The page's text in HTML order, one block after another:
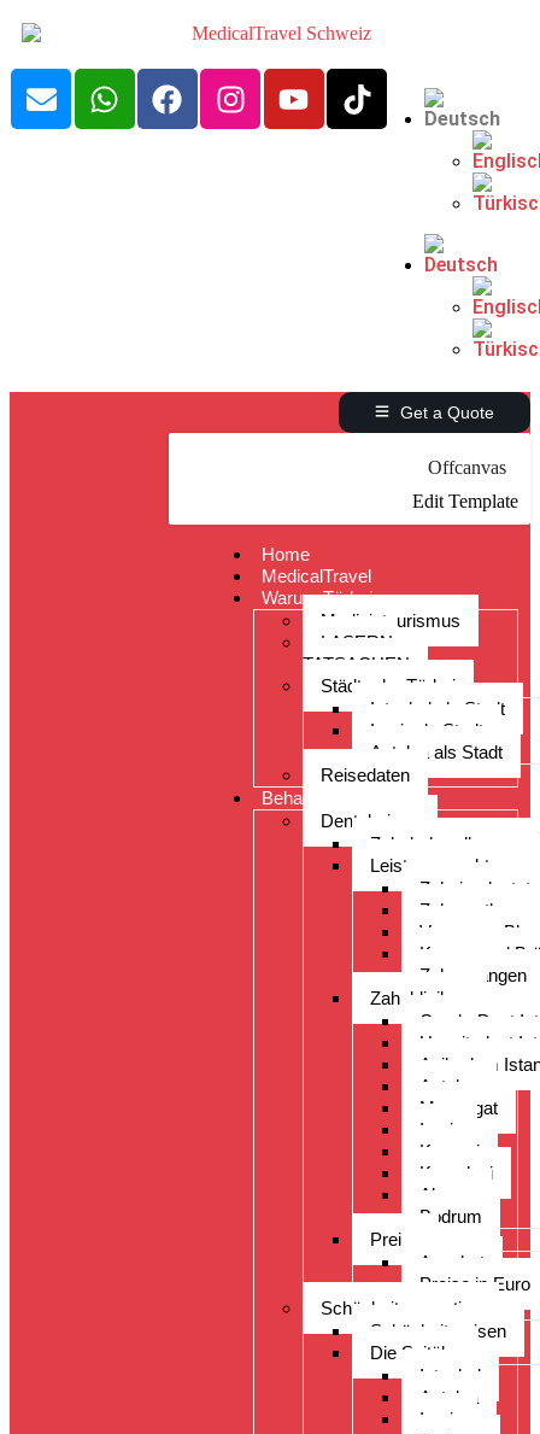
Get a Quote
Offcanvas
Edit Template
Home
MedicalTravel
Warum Türkei
Medizintourismus
LASERN:
TATSACHEN
Städte der Türkei
Istanbul als Stadt
Izmir als Stadt
Antalya als Stadt
Reisedaten
Behandlungen
Dentalreisen
Zahnbehandlungen
Leistungsspektrum
Zahnimplantate
Zahnprothesen
Veneers –
Kronen und
Zahnspangen
Zahnkliniken
CenderDent
Hospitadent
Acibadem
Antalya
Manavgat
Izmir
Kayseri
Kusadasi
Alanya
Bodrum
Preise
Angebot
Preise in Euro
Schönheitsoperation
Schönheitsreisen
Die Spitäler
Istanbul
Antalya
Izmir